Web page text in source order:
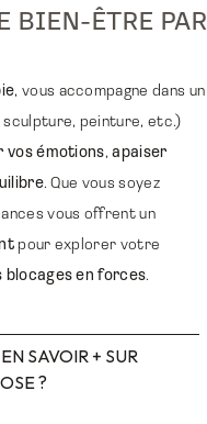
BIEN-ÊTRE PAR
, vous accompagne dans un
sculpture, peinture, etc.)
vos émotions,apaiser
. Que vous soyez
vous offrent un
pour explorer votre
en forces.
SAVOIR + SUR
?